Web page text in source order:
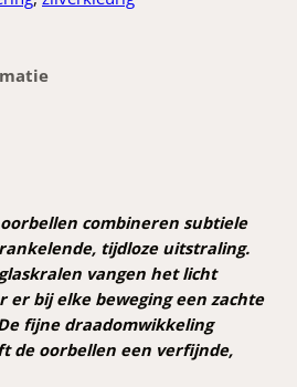
combineren subtiele
tijdloze uitstraling.
vangen het licht
er bij elke beweging een zachte
fijne draadomwikkeling
de oorbellen een verfijnde,